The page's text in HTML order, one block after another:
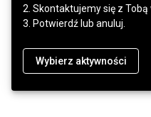
2. Skontaktujemy się z
3. Potwierdź lub anuluj.
Wybierz aktywności